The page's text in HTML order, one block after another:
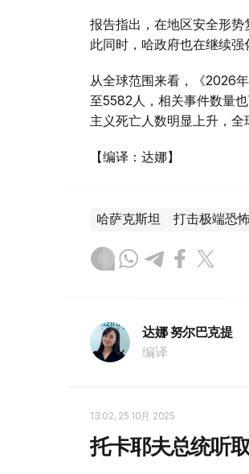
报告指出，在地区安全形
此同时，哈政府也在继续强
从全球范围来看，《2026
至5582人，相关事件数量
主义死亡人数明显上升，全
【编译：达娜】
哈萨克斯坦 打击极端恐
达娜 努尔巴克提
编译
13:02, 25 10月 2025
托卡耶夫总统听